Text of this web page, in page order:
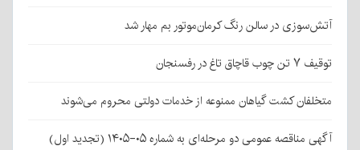
آتش‌سوزی در سالن رنگ کرمان‌موتور بم مهار شد
توقیف ۷ تن چوب قاچاق تاغ در رفسنجان
متخلفان کشت گیاهان ممنوعه از خدمات دولتی محروم می‌شوند
آگهی مناقصه عمومی دو مرحله‌ای به شماره ۰۵-۱۴۰۵ (تجدید اول)